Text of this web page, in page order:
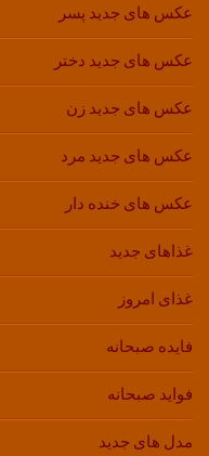
عکس های جدید پسر
عکس های جدید دختر
عکس های جدید زن
عکس های جدید مرد
عکس های خنده دار
غذاهای جدید
غذای امروز
فایده صبحانه
فواید صبحانه
مدل های جدید